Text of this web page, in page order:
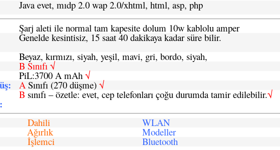
Java evet, mıdp 2.0 wap 2.0/xhtml, html, asp, php
Şarj aleti ile normal tam kapesite dolum 10w kablolu amper
Genelde kesintisiz, 15 saat 40 dakikaya kadar süre bilir.
Beyaz, kırmızı, siyah, yeşil, mavi, gri, bordo, siyah,
B Sınıfı √
PiL:3700 A mAh √
: ASınıfı (270 düşme) √
:
B sınıfı – özetle: evet, cep telefonları çoğu durumda tamir edilebilir.√
Dahili WLAN
Ağırlık Modeller
İşlemci Bluetooth